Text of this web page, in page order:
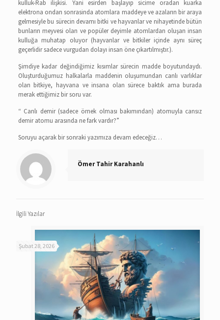
kulluk-Rab ilişkisi. Yani esirden başlayıp sicime oradan kuarka
elektrona ondan sonrasinda atomlara maddeye ve azaların bir araya
gelmesiyle bu sürecin devamı bitki ve hayvanlar ve nihayetinde bütün
bunların meyvesi olan ve popüler deyimle atomlardan oluşan insan
kulluğa muhatap oluyor (hayvanlar ve bitkiler içinde aynı süreç
geçerlidir sadece vurgudan dolayı insan öne çıkartılmıştır.).
Şimdiye kadar değindiğimiz kısımlar sürecin madde boyutundaydı.
Oluşturduğumuz halkalarla maddenin oluşumundan canlı varlıklar
olan bitkiye, hayvana ve insana olan sürece baktık ama burada
merak ettiğimiz bir soru var.
“ Canlı demir (sadece örnek olması bakımından) atomuyla cansız
demir atomu arasında ne fark vardır?”
Soruyu açarak bir sonraki yazımıza devam edeceğiz…
Ömer Tahir Karahanlı
İlgili Yazılar
Şubat 28, 2026